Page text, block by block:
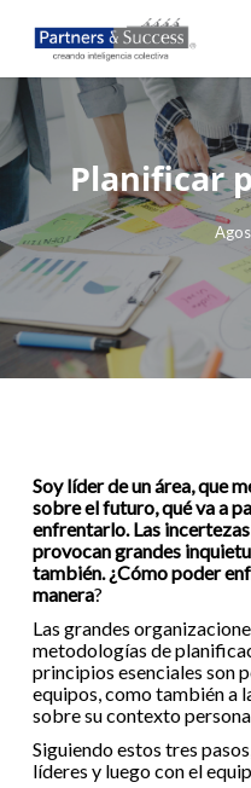
main
content
Planificar
Soy líder de un área, que
sobre el futuro, qué va a
enfrentarlo. Las
provocan grandes
también. ¿Cómo poder
manera?
Las grandes
metodologías de
principios esenciales son
equipos, como también a
sobre su contexto
Siguiendo estos tres
líderes y luego con el